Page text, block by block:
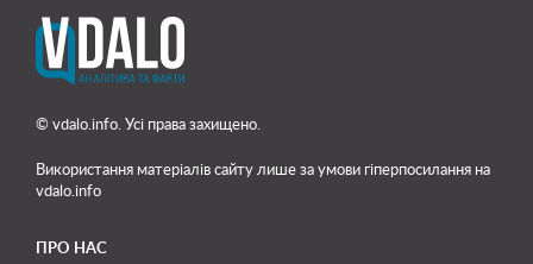
© vdalo.info. Усі права захищено.
Використання матеріалів сайту лише за умови гіперпосилання на
vdalo.info
ПРО НАС